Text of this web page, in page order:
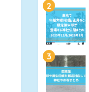
2
3